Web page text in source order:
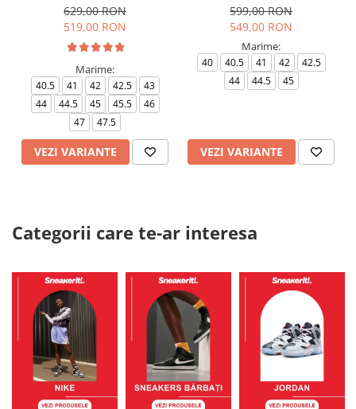
629,00 RON
519,00 RON
Marime:
40.5 41 42 42.5
43
44
44.5 45 45.5
46
47
47.5
VEZI VARIANTE
599,00 RON
549,00 RON
Marime:
40 40.5 41 42
42.5
44
44.5 45
VEZI VARIANTE
Categorii care te-ar interesa